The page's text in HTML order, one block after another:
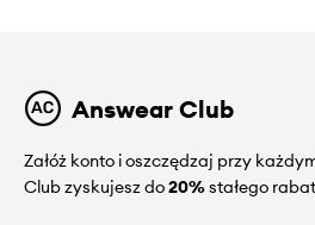
Answear Club
Załóż konto i oszczędzaj przy
Club zyskujesz do20%stałego